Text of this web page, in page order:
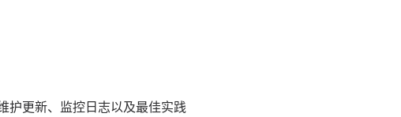
护更新、监控日志以及最佳实践